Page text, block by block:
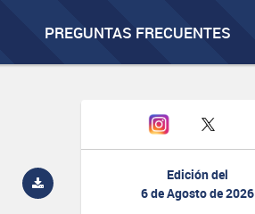
PREGUNTAS FRECUENTES
Edición del
6 de Agosto de 2026